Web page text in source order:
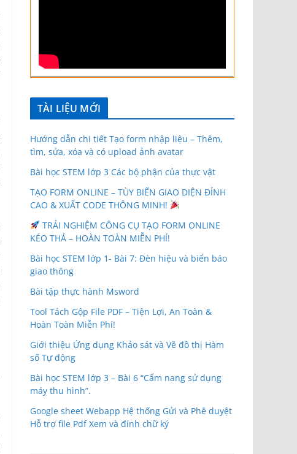
TÀI LIỆU MỚI
Hướng dẫn chi tiết Tạo form nhập liệu – Thêm,
tìm, sửa, xóa và có upload ảnh avatar
Bài học STEM lớp 3 Các bộ phận của thực vật
TẠO FORM ONLINE – TÙY BIẾN GIAO DIỆN ĐỈNH
CAO & XUẤT CODE THÔNG MINH!
TRẢI NGHIỆM CÔNG CỤ TẠO FORM ONLINE
KÉO THẢ – HOÀN TOÀN MIỄN PHÍ!
Bài học STEM lớp 1- Bài 7: Đèn hiệu và biển báo
giao thông
Bài tập thực hành Msword
Tool Tách Gộp File PDF – Tiện Lợi, An Toàn &
Hoàn Toàn Miễn Phí!
Giới thiệu Ứng dụng Khảo sát và Vẽ đồ thị Hàm
số Tự động
Bài học STEM lớp 3 – Bài 6 “Cẩm nang sử dụng
máy thu hình”.
Google sheet Webapp Hệ thống Gửi và Phê duyệt
Hỗ trợ file Pdf Xem và đính chữ ký